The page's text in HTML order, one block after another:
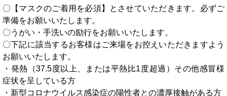
〇【マスクのご着用を必須】とさせていただきます。必ずご
準備をお願いいたします。
〇うがい・手洗いの励行をお願いいたします。
〇下記に該当するお客様はご来場をお控えいただきますよう
お願いいたします。
・発熱（37.5度以上、または平熱比1度超過）その他感冒様
症状を呈している方
・新型コロナウイルス感染症の陽性者との濃厚接触がある方